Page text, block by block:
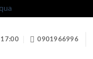
0901966996